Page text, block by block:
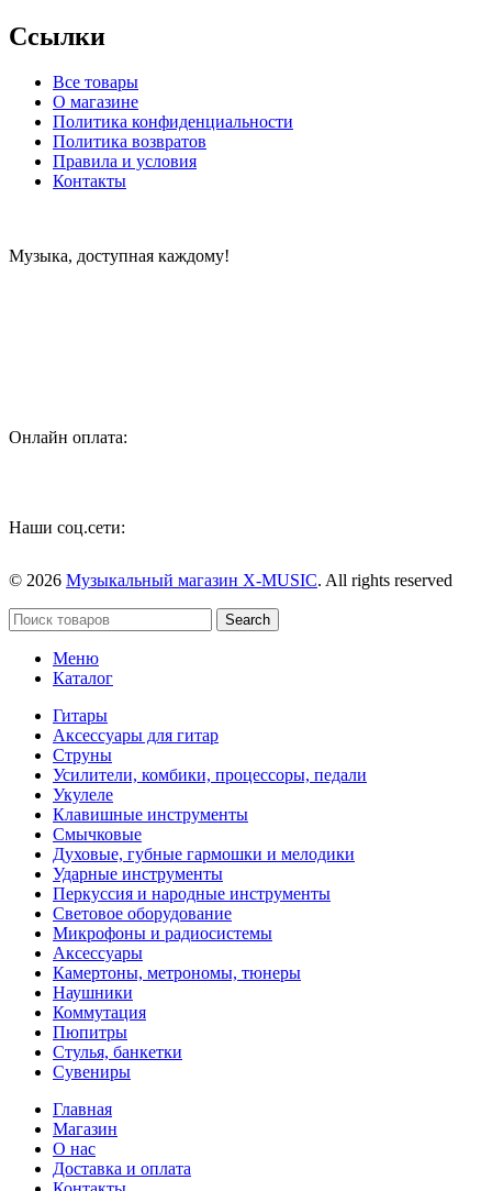
Ссылки
Все товары
О магазине
Политика конфиденциальности
Политика возвратов
Правила и условия
Контакты
Музыка, доступная каждому!
Онлайн оплата:
Наши соц.сети:
© 2026 Музыкальный магазин X-MUSIC. All rights reserved
Search
Меню
Каталог
Гитары
Аксессуары для гитар
Струны
Усилители, комбики, процессоры, педали
Укулеле
Клавишные инструменты
Смычковые
Духовые, губные гармошки и мелодики
Ударные инструменты
Перкуссия и народные инструменты
Световое оборудование
Микрофоны и радиосистемы
Аксессуары
Камертоны, метрономы, тюнеры
Наушники
Коммутация
Пюпитры
Стулья, банкетки
Сувениры
Главная
Магазин
О нас
Доставка и оплата